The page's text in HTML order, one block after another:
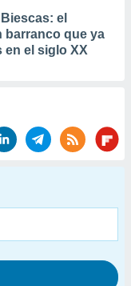
el
barranco que ya
el siglo XX